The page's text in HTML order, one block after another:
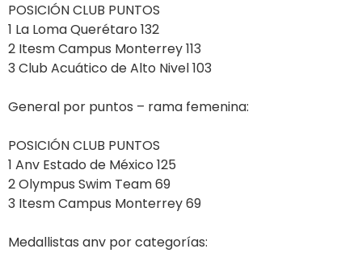
POSICIÓN CLUB PUNTOS
1 La Loma Querétaro 132
2 Itesm Campus Monterrey 113
3 Club Acuático de Alto Nivel 103
General por puntos – rama femenina:
POSICIÓN CLUB PUNTOS
1 Anv Estado de México 125
2 Olympus Swim Team 69
3 Itesm Campus Monterrey 69
Medallistas anv por categorías: